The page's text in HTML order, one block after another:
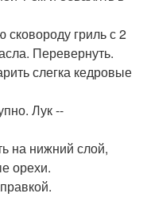
сковороду гриль с 2
Перевернуть.
слегка кедровые
Лук --
на нижний слой,
орехи.